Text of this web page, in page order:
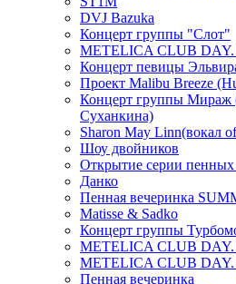
DVJ Bazuka
Концерт группы "Слот"
METELICA CLUB
Концерт певицы
Проект Malibu Breeze
Концерт группы Мираж
Суханкина)
Sharon May Linn(вокал
Шоу двойников
Открытие серии пенных
Данко
Пенная вечеринка
Matisse & Sadko
Концерт группы
METELICA CLUB
METELICA CLUB
Пенная вечеринка